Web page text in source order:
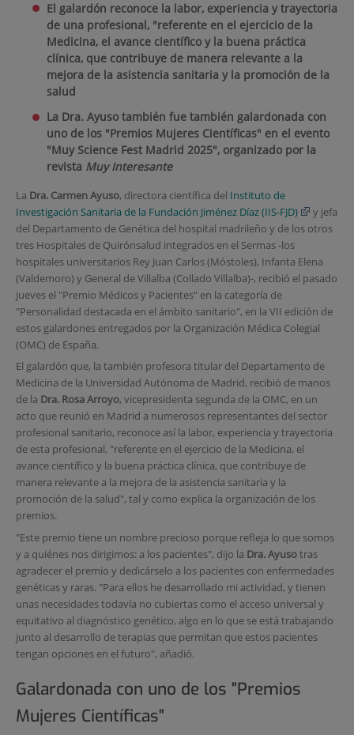
El galardón reconoce la labor, experiencia y trayectoria
de una profesional, "referente en el ejercicio de la
Medicina, el avance científico y la buena práctica
clínica, que contribuye de manera relevante a la
mejora de la asistencia sanitaria y la promoción de la
salud
La Dra. Ayuso también fue también galardonada con
uno de los "Premios Mujeres Científicas" en el evento
"Muy Science Fest Madrid 2025", organizado por la
revista Muy Interesante
La Dra. Carmen Ayuso, directora científica del Instituto de
Investigación Sanitaria de la Fundación Jiménez Díaz (IIS-FJD)
y jefa
del Departamento de Genética del hospital madrileño y de los otros
tres Hospitales de Quirónsalud integrados en el Sermas -los
hospitales universitarios Rey Juan Carlos (Móstoles), Infanta Elena
(Valdemoro) y General de Villalba (Collado Villalba)-, recibió el pasado
jueves el "Premio Médicos y Pacientes" en la categoría de
"Personalidad destacada en el ámbito sanitario", en la VII edición de
estos galardones entregados por la Organización Médica Colegial
(OMC) de España.
El galardón que, la también profesora titular del Departamento de
Medicina de la Universidad Autónoma de Madrid, recibió de manos
de la Dra. Rosa Arroyo, vicepresidenta segunda de la OMC, en un
acto que reunió en Madrid a numerosos representantes del sector
profesional sanitario, reconoce así la labor, experiencia y trayectoria
de esta profesional, "referente en el ejercicio de la Medicina, el
avance científico y la buena práctica clínica, que contribuye de
manera relevante a la mejora de la asistencia sanitaria y la
promoción de la salud", tal y como explica la organización de los
premios.
"Este premio tiene un nombre precioso porque refleja lo que somos
y a quiénes nos dirigimos: a los pacientes", dijo la Dra. Ayusotras
agradecer el premio y dedicárselo a los pacientes con enfermedades
genéticas y raras. "Para ellos he desarrollado mi actividad, y tienen
unas necesidades todavía no cubiertas como el acceso universal y
equitativo al diagnóstico genético, algo en lo que se está trabajando
junto al desarrollo de terapias que permitan que estos pacientes
tengan opciones en el futuro", añadió.
Galardonada con uno de los "Premios
Mujeres Científicas"